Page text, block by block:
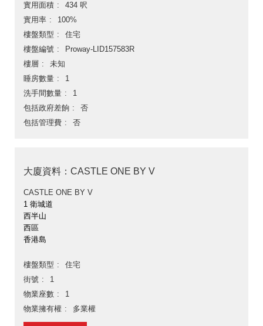
實用面積
434 呎
實用率
100%
樓盤類型
住宅
樓盤編號
Proway-LID157583R
樓層
未知
睡房數量
1
洗手間數量
1
包括政府差餉
否
包括管理費
否
大廈資料：CASTLE ONE BY V
CASTLE ONE BY V
1 衛城道
西半山
西區
香港島
樓盤類型
住宅
街號
1
物業座數
1
物業擁有權
多業權